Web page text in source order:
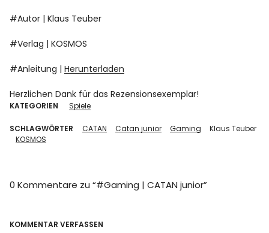
#Autor | Klaus Teuber
#Verlag | KOSMOS
#Anleitung |Herunterladen
Herzlichen Dank für das Rezensionsexemplar!
KATEGORIEN Spiele
SCHLAGWÖRTER CATAN Catan junior Gaming
Klaus Teuber
KOSMOS
0 Kommentare zu “#Gaming | CATAN junior”
KOMMENTAR VERFASSEN